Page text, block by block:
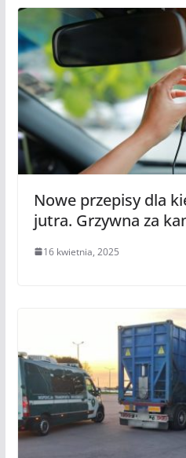
Nowe przepisy dla
jutra. Grzywna za
16 kwietnia, 2025